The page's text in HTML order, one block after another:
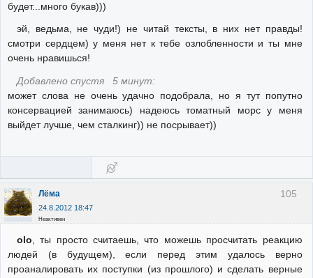
будет...много букав)))
эй, ведьма, не чуди!) не читай тексты, в них нет правды!
смотри сердцем) у меня нет к тебе озлобленности и ты мне
очень нравишься!
Добавлено спустя 5 минут:
может слова не очень удачно подобрала, но я тут попутно
консервацией занимаюсь) надеюсь томатный морс у меня
выйдет лучше, чем сталкинг)) не посрывает))
105
Лёма
24.8.2012 18:47
Неактивен
olo , ты просто считаешь, что можешь просчитать реакцию
людей (в будущем), если перед этим удалось верно
проаналировать их поступки (из прошлого) и сделать верные